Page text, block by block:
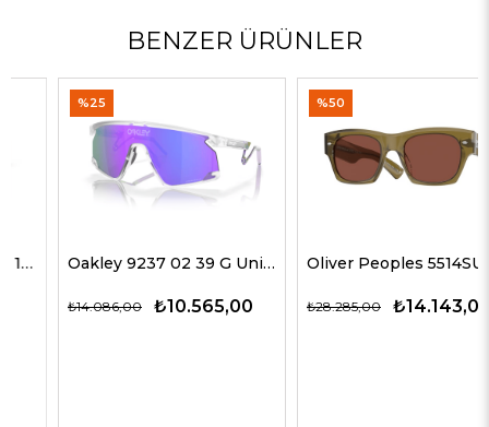
BENZER ÜRÜNLER
Oakley 9237 02 39 G Unisex Güneş Gözlükleri
₺10.565,00
₺14.086,00
Oliver Peoples 5514SU 1678C5 51 G Unisex Güneş Gözlükleri
₺14.143,00
₺28.285,00